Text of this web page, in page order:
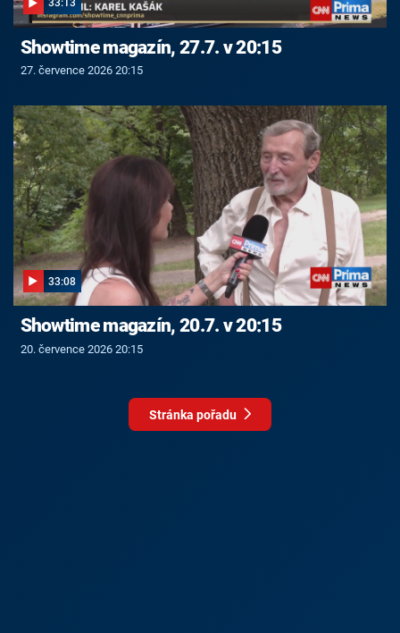
33:13
Showtime magazín, 27.7. v 20:15
27. července 2026 20:15
33:08
Showtime magazín, 20.7. v 20:15
20. července 2026 20:15
Stránka pořadu